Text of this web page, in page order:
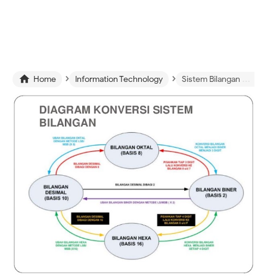
 Home › Information Technology › Sistem Bilangan yang digunakan dalam Sistem Digital